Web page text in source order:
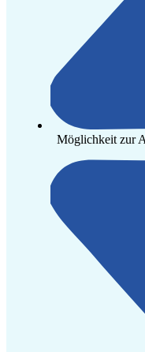
Möglichkeit zur